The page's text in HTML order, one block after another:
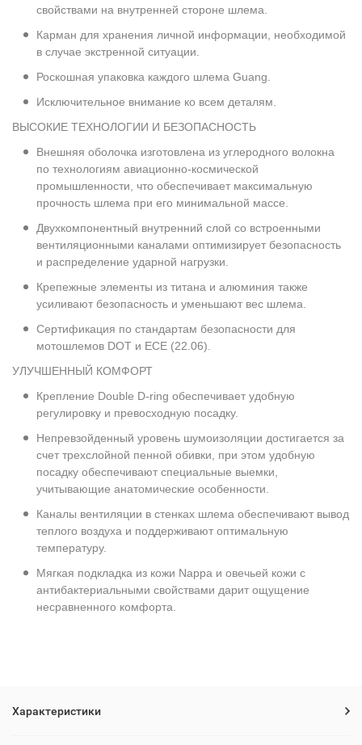
свойствами на внутренней стороне шлема.
Карман для хранения личной информации, необходимой
в случае экстренной ситуации.
Роскошная упаковка каждого шлема Guang.
Исключительное внимание ко всем деталям.
ВЫСОКИЕ ТЕХНОЛОГИИ И БЕЗОПАСНОСТЬ
Внешняя оболочка изготовлена из углеродного волокна
по технологиям авиационно-космической
промышленности, что обеспечивает максимальную
прочность шлема при его минимальной массе.
Двухкомпонентный внутренний слой со встроенными
вентиляционными каналами оптимизирует безопасность
и распределение ударной нагрузки.
Крепежные элементы из титана и алюминия также
усиливают безопасность и уменьшают вес шлема.
Сертификация по стандартам безопасности для
мотошлемов DOT и ECE (22.06).
УЛУЧШЕННЫЙ КОМФОРТ
Крепление Double D-ring обеспечивает удобную
регулировку и превосходную посадку.
Непревзойденный уровень шумоизоляции достигается за
счет трехслойной пенной обивки, при этом удобную
посадку обеспечивают специальные выемки,
учитывающие анатомические особенности.
Каналы вентиляции в стенках шлема обеспечивают вывод
теплого воздуха и поддерживают оптимальную
температуру.
Мягкая подкладка из кожи Nappa и овечьей кожи с
антибактериальными свойствами дарит ощущение
несравненного комфорта.
Характеристики